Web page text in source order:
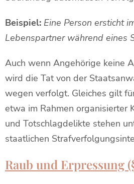
Beispiel: Eine Person ersticht
Lebenspartner während eines
Auch wenn Angehörige keine
wird die Tat von der
wegen verfolgt. Gleiches gilt
etwa im Rahmen organisierter
und Totschlagdelikte stehen
staatlichen
Raub und Erpressung